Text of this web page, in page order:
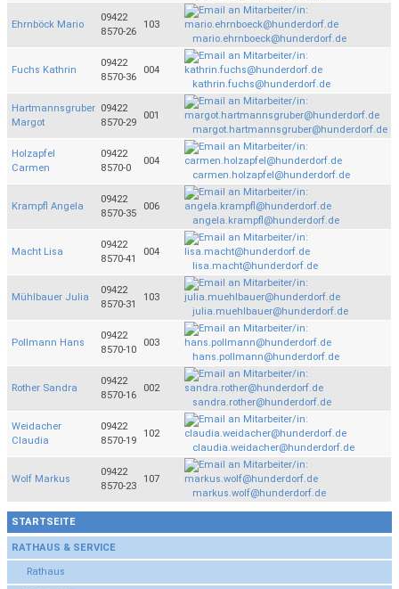
STARTSEITE
RATHAUS & SERVICE
Rathaus
Ehrnböck Mario
09422
8570-26
103
mario.ehrnboeck@hunderdorf.de
Fuchs Kathrin
09422
8570-36
004
kathrin.fuchs@hunderdorf.de
Hartmannsgruber
Margot
09422
8570-29
001
margot.hartmannsgruber@hunderdorf.de
Holzapfel
Carmen
09422
8570-0
004
carmen.holzapfel@hunderdorf.de
Krampfl Angela
09422
8570-35
006
angela.krampfl@hunderdorf.de
Macht Lisa
09422
8570-41
004
lisa.macht@hunderdorf.de
Mühlbauer Julia
09422
8570-31
103
julia.muehlbauer@hunderdorf.de
Pollmann Hans
09422
8570-10
003
hans.pollmann@hunderdorf.de
Rother Sandra
09422
8570-16
002
sandra.rother@hunderdorf.de
Weidacher
Claudia
09422
8570-19
102
claudia.weidacher@hunderdorf.de
Wolf Markus
09422
8570-23
107
markus.wolf@hunderdorf.de